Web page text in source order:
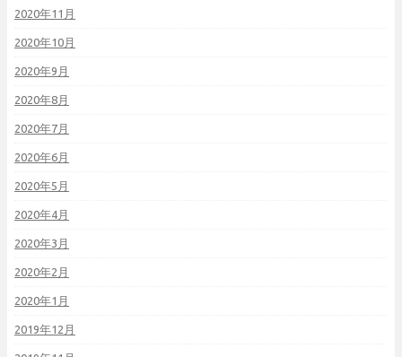
2020年11月
2020年10月
2020年9月
2020年8月
2020年7月
2020年6月
2020年5月
2020年4月
2020年3月
2020年2月
2020年1月
2019年12月